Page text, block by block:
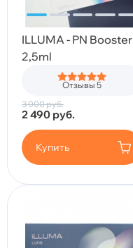
ILLUMA - PN Booster
2,5ml
Отзывы 5
3 000руб.
2 490 руб.
Купить